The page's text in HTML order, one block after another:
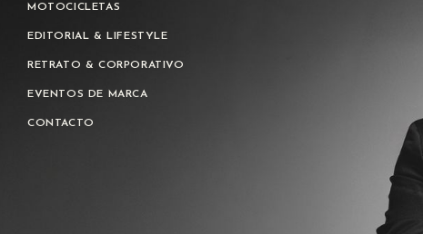
MOTOCICLETAS
EDITORIAL & LIFESTYLE
RETRATO & CORPORATIVO
EVENTOS DE MARCA
CONTACTO